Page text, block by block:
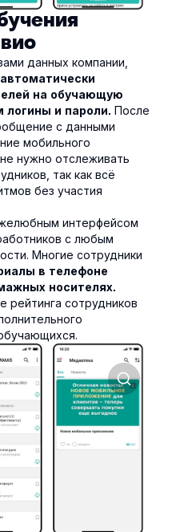
данных компании,
автоматически
на обучающую
и пароли. После
с данными
мобильного
нужно отслеживать
так как всё
без участия
интерфейсом
с любым
Многие сотрудники
в телефоне
носителях.
рейтинга сотрудников